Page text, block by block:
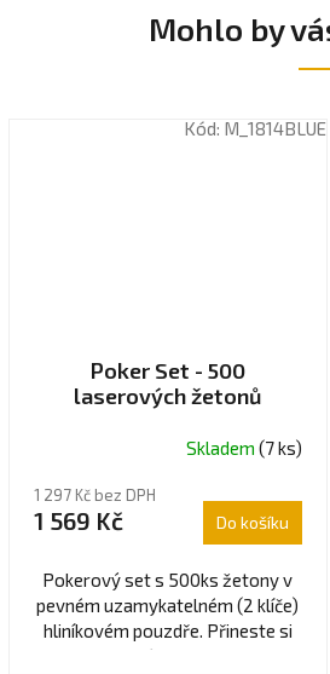
Mohlo by
Poker Set - 500
laserových žetonů
produktu
je
5
hvězdiček.
Kód: M_1814BLUE
Skladem (7 ks)
1 297 Kč bez DPH
1 569 Kč Do košíku
Pokerový set s 500ks žetony v
pevném uzamykatelném (2 klíče)
hliníkovém pouzdře. Přineste si
kasino domů s touto vysoce